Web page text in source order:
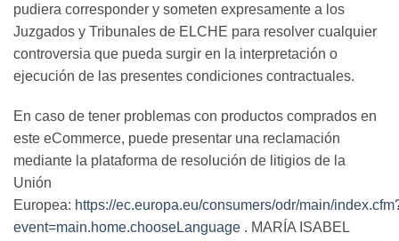
pudiera corresponder y someten expresamente a los
Juzgados y Tribunales de ELCHE para resolver cualquier
controversia que pueda surgir en la interpretación o
ejecución de las presentes condiciones contractuales.
En caso de tener problemas con productos comprados en
este eCommerce, puede presentar una reclamación
mediante la plataforma de resolución de litigios de la
Unión
Europea: https://ec.europa.eu/consumers/odr/main/
event=main.home.chooseLanguage . MARÍA ISABEL